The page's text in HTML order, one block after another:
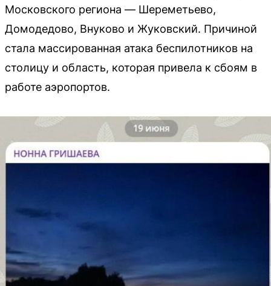
Московского региона — Шереметьево,
Домодедово, Внуково и Жуковский. Причиной
стала массированная атака беспилотников на
столицу и область, которая привела к сбоям в
работе аэропортов.